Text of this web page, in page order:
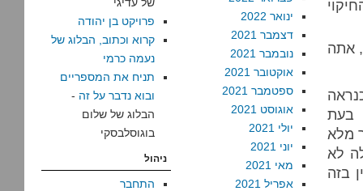
אתה
בעת
מלא
לא
בזה
ינואר 2022
דצמבר 2021
נובמבר 2021
אוקטובר 2021
ספטמבר 2021
אוגוסט 2021
יולי 2021
יוני 2021
מאי 2021
אפריל 2021
פרויקט בן יהודה
קרוא וכתוב, הבלוג של
נעמה כרמי
תניח את המספריים
ובוא נדבר על זה -
הבלוג של שלום
בוגוסלבסקי
ניהול
התחבר